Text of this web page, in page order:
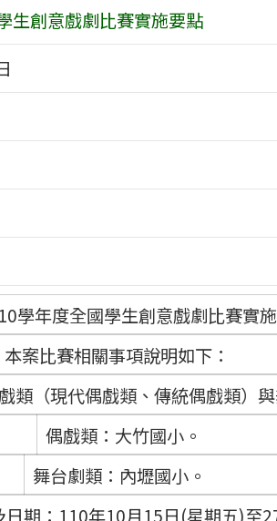
生創意戲劇比賽實施要點
學年度全國學生創意戲劇比賽實
本案比賽相關事項說明如下：
類（現代偶戲類、傳統偶戲類）
偶戲類：大竹國小。
舞台劇類：內壢國小。
日期：110年10月15日(星期五)至